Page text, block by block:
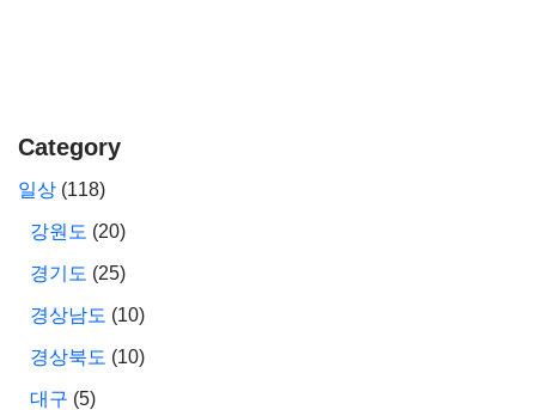
Category
일상 (118)
강원도 (20)
경기도 (25)
경상남도 (10)
경상북도 (10)
대구 (5)